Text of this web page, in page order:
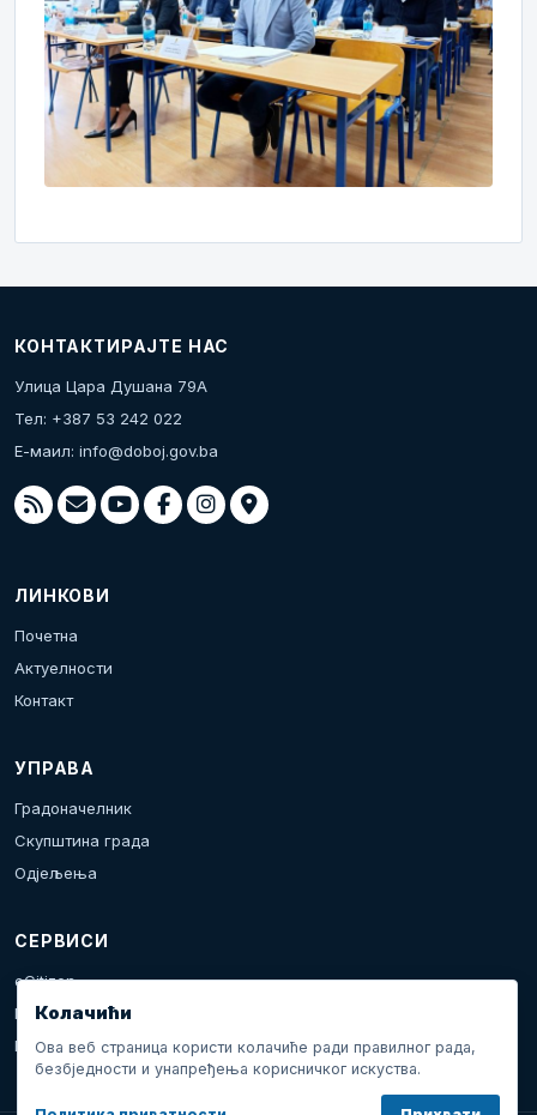
КОНТАКТИРАЈТЕ НАС
Улица Цара Душана 79А
Тел: +387 53 242 022
Е-маил: info@doboj.gov.ba
ЛИНКОВИ
Почетна
Актуелности
Контакт
УПРАВА
Градоначелник
Скупштина града
Одјељења
СЕРВИСИ
eCitizen
Пријава проблема
Календар дешавања
Колачићи
Ова веб страница користи колачиће ради правилног рада,
безбједности и унапређења корисничког искуства.